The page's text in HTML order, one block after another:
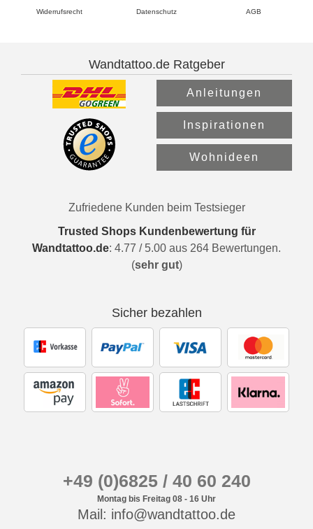
Widerrufsrecht Datenschutz AGB
Wandtattoo.de Ratgeber
Anleitungen
Inspirationen
Wohnideen
Zufriedene Kunden beim Testsieger
Trusted Shops Kundenbewertung für
Wandtattoo.de: 4.77 / 5.00 aus 264 Bewertungen.
(sehr gut)
Sicher bezahlen
+49 (0)6825 / 40 60 240
Montag bis Freitag 08 - 16 Uhr
Mail: info@wandtattoo.de